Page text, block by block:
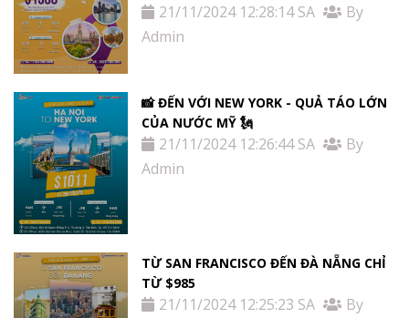
21/11/2024 12:28:14 SA
By
Admin
📸 ĐẾN VỚI NEW YORK - QUẢ TÁO LỚN
CỦA NƯỚC MỸ 🗽
21/11/2024 12:26:44 SA
By
Admin
TỪ SAN FRANCISCO ĐẾN ĐÀ NẴNG CHỈ
TỪ $985
21/11/2024 12:25:23 SA By